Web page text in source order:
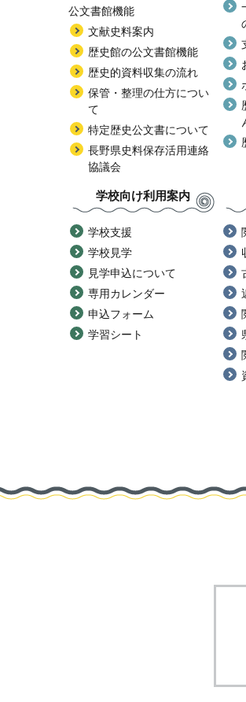
公文書館機能
文献史料案内
歴史館の公文書館機能
歴史的資料収集の流れ
保管・整理の仕方につい
て
特定歴史公文書について
長野県史料保存活用連絡
協議会
学校向け利用案内
学校支援
学校見学
見学申込について
専用カレンダー
申込フォーム
学習シート